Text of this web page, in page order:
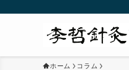
ホーム コラム